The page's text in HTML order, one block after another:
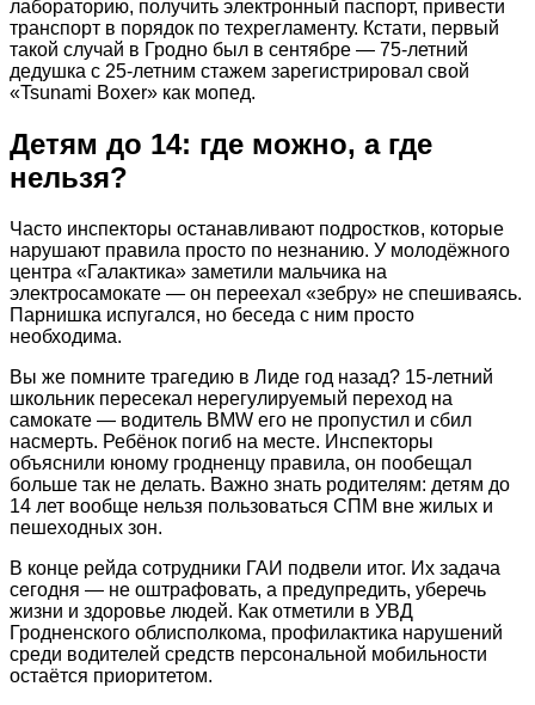
лабораторию, получить электронный паспорт, привести
транспорт в порядок по техрегламенту. Кстати, первый
такой случай в Гродно был в сентябре — 75-летний
дедушка с 25-летним стажем зарегистрировал свой
«Tsunami Boxer» как мопед.
Детям до 14: где можно, а где
нельзя?
Часто инспекторы останавливают подростков, которые
нарушают правила просто по незнанию. У молодёжного
центра «Галактика» заметили мальчика на
электросамокате — он переехал «зебру» не спешиваясь.
Парнишка испугался, но беседа с ним просто
необходима.
Вы же помните трагедию в Лиде год назад? 15-летний
школьник пересекал нерегулируемый переход на
самокате — водитель BMW его не пропустил и сбил
насмерть. Ребёнок погиб на месте. Инспекторы
объяснили юному гродненцу правила, он пообещал
больше так не делать. Важно знать родителям: детям до
14 лет вообще нельзя пользоваться СПМ вне жилых и
пешеходных зон.
В конце рейда сотрудники ГАИ подвели итог. Их задача
сегодня — не оштрафовать, а предупредить, уберечь
жизни и здоровье людей. Как отметили в УВД
Гродненского облисполкома, профилактика нарушений
среди водителей средств персональной мобильности
остаётся приоритетом.